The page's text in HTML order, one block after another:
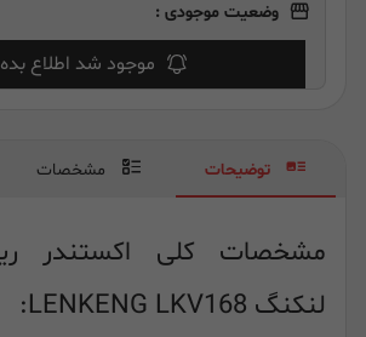
وضعیت موجودی :
موجود شد اطلاع بده
لنکنگ LENKENG LKV168: